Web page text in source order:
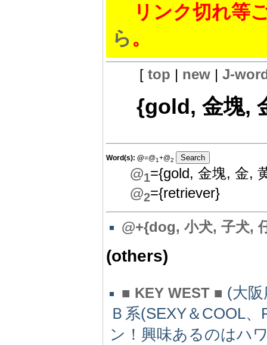
リンク切れ等
ら。
[ top | new| J-
{gold, 金塊,
Word(s): @=@1+@2
@1={gold, 金塊, 金,
@2={retriever}
@+{dog, 小犬, 子犬,
(others)
■ KEY WEST ■ (大
Ｂ系(SEXY＆COOL
ン！興味あるのはハ